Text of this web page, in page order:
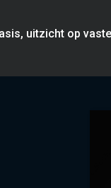
uitzicht op vaste